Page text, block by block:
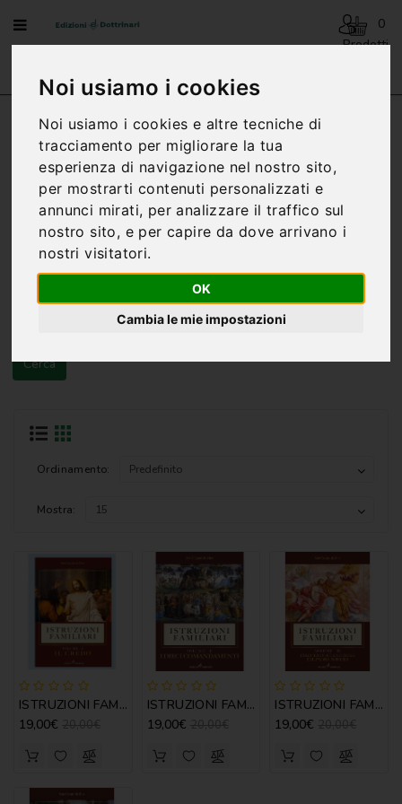
Noi usiamo i cookies
Noi usiamo i cookies e altre tecniche di
tracciamento per migliorare la tua
esperienza di navigazione nel nostro sito,
per mostrarti contenuti personalizzati e
annunci mirati, per analizzare il traffico sul
nostro sito, e per capire da dove arrivano i
nostri visitatori.
OK
Cambia le mie impostazioni
Menu
AVVENTO
BENEDIZIONI
DELLA
FAMIGLIA
BIOGRAFIA
CARTONCINI
PREGHIERE
SACRAMENTALE
COMMENTI
LITURGIA
COMMENTI
DOCUMENTI
LITURGIA
MARIOLOGIA
MEDITAZIONE
MUSICA
CANTI
0
Prodotti
Home Ricerca
RICERCA - ISTRUZIONI FAMILIARI
Ricerca:
Ricerca nelle sottocategorie
Ricerca in descrizione prodotto
Ordinamento:
Mostra:
ISTRUZIONI FAMILIARI VOL. I - IL CREDO
19,00€
ISTRUZIONI FAMILIARI VOL. II - I DIECI COMANDAMENTI
19,00€
ISTRUZIONI FAMILIARI VOL. III - I PRECETTI...
19,00€